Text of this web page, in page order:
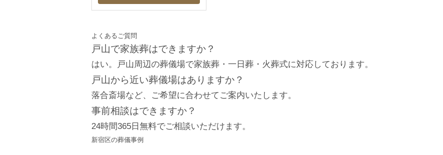
よくあるご質問
戸山で家族葬はできますか？
はい。戸山周辺の葬儀場で家族葬・一日葬・火葬式に対応しております。
戸山から近い葬儀場はありますか？
落合斎場など、ご希望に合わせてご案内いたします。
事前相談はできますか？
24時間365日無料でご相談いただけます。
新宿区の葬儀事例